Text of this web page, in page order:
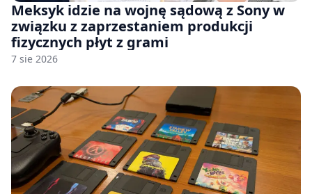
Meksyk idzie na wojnę sądową z Sony w
związku z zaprzestaniem produkcji
fizycznych płyt z grami
7 sie 2026